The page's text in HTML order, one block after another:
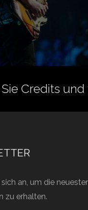
Credits und
an, um die
zu erhalten.